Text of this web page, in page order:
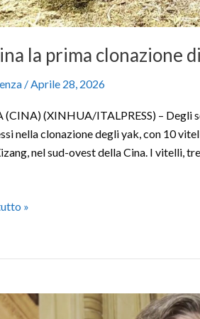
la prima clonazione
/Aprile 28, 2026
(CINA) (XINHUA/ITALPRESS) – Degli
nella clonazione degli yak, con 10
nel sud-ovest della Cina. I vitelli,
»